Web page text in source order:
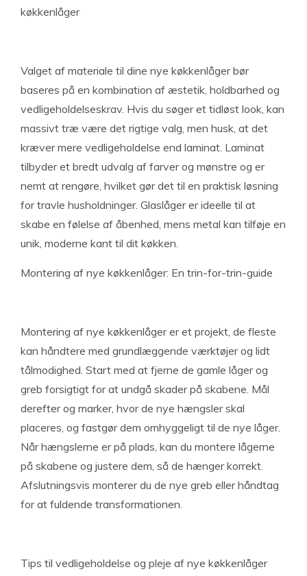
køkkenlåger
Valget af materiale til dine nye køkkenlåger bør
baseres på en kombination af æstetik, holdbarhed og
vedligeholdelseskrav. Hvis du søger et tidløst look, kan
massivt træ være det rigtige valg, men husk, at det
kræver mere vedligeholdelse end laminat. Laminat
tilbyder et bredt udvalg af farver og mønstre og er
nemt at rengøre, hvilket gør det til en praktisk løsning
for travle husholdninger. Glaslåger er ideelle til at
skabe en følelse af åbenhed, mens metal kan tilføje en
unik, moderne kant til dit køkken.
Montering af nye køkkenlåger: En trin-for-trin-guide
Montering af nye køkkenlåger er et projekt, de fleste
kan håndtere med grundlæggende værktøjer og lidt
tålmodighed. Start med at fjerne de gamle låger og
greb forsigtigt for at undgå skader på skabene. Mål
derefter og marker, hvor de nye hængsler skal
placeres, og fastgør dem omhyggeligt til de nye låger.
Når hængslerne er på plads, kan du montere lågerne
på skabene og justere dem, så de hænger korrekt.
Afslutningsvis monterer du de nye greb eller håndtag
for at fuldende transformationen.
Tips til vedligeholdelse og pleje af nye køkkenlåger